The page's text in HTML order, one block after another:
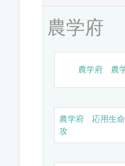
農学府
農学府 農
農学府 応用生
攻